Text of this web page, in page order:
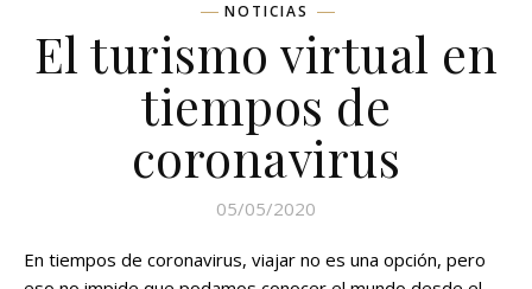
NOTICIAS
El turismo virtual en
tiempos de
coronavirus
05/05/2020
En tiempos de coronavirus, viajar no es una opción, pero